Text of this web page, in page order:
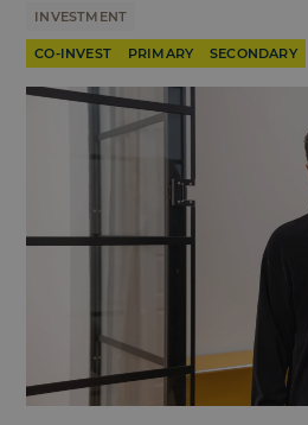
INVESTMENT
CO-INVEST PRIMARY SECONDARY